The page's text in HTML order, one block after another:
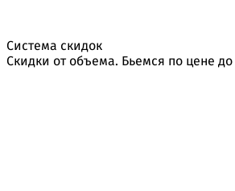
Система скидок
Скидки от объема. Бьемся по цене до